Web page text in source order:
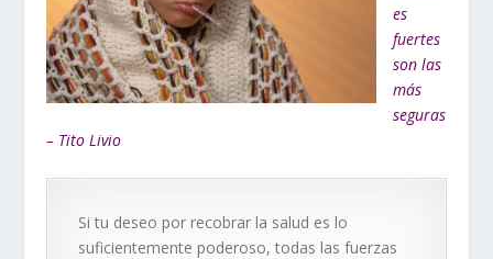
es
fuertes
son las
más
seguras
– Tito Livio
Si tu deseo por recobrar la salud es lo
suficientemente poderoso, todas las fuerzas